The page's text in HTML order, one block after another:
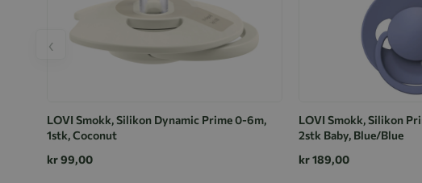
LOVI Smokk, Silikon Dynamic Prime 0-6m,
1stk, Coconut
kr 99,00
LOVI Smokk, Silikon
2stk Baby, Blue/Blue
kr 189,00
‹